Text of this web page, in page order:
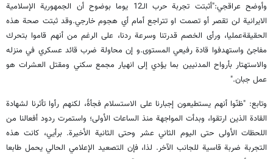
وأوضح عراقجي:"أثبتت تجربة حرب الـ12 يوما بوضوح أن الجمهورية الإسلامية
الايرانية لن تقصر أو تصمت او تتراجع أمام أي هجوم خارجي.وقد ثبتت صحة هذه
الحقيقةعمليا، ورأى الخصم قدرتنا وسرعة ردنا، على الرغم من أنهم قاموا بتحرك
مفاجئ واستهدفوا قادة رفيعي المستوى.و إن محاولة ضرب قائد عسكري في منزله
والاستهتار بأرواح المدنيين بما يؤدي إلى انهيار مجمع سكني ومقتل العشرات هو
عمل جبان."
وتابع: "ظنّوا أنهم يستطيعون إجبارنا على الاستسلام فجأةً، لكنهم رأوا تأثرنا لشهادة
القادة الذين ارتقوا، وبدأت المواجهة منذ الساعات الأولى؛ واستمرت ردود أفعالنا من
اللحظات الأولى حتى اليوم الثاني عشر وحتى الثانية الأخيرة. برأيي، كانت هذه
التجربة ضربة قاسية للجانب الآخر. لذا، فإن التصعيد الإعلامي الحالي يحمل طابعا